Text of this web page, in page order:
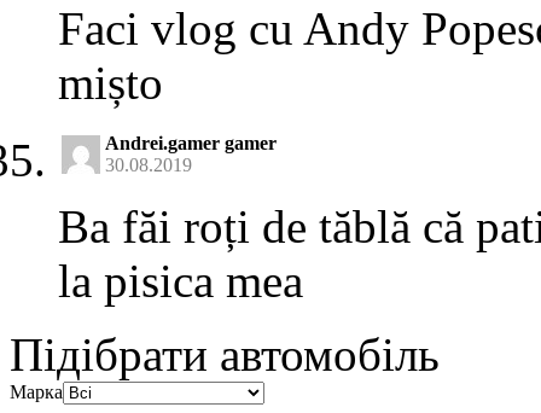
Faci vlog cu Andy
mișto
Andrei.gamer gamer
30.08.2019
Ba făi roți de tăblă că
la pisica mea
Підібрати автомобіль
Марка